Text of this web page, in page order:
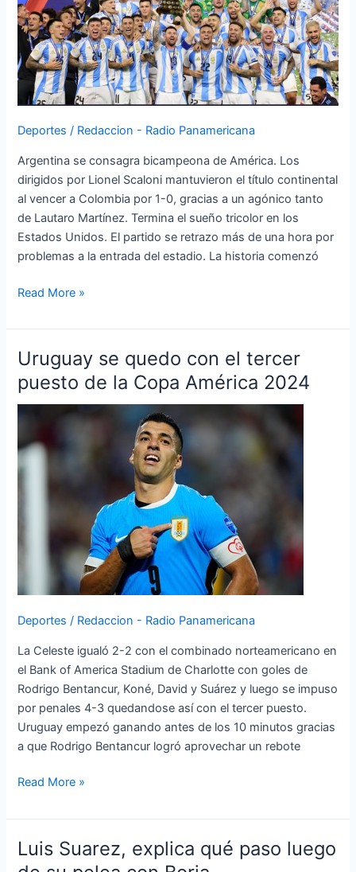
Deportes / Redaccion - Radio Panamericana
Argentina se consagra bicampeona de América. Los
dirigidos por Lionel Scaloni mantuvieron el título continental
al vencer a Colombia por 1-0, gracias a un agónico tanto
de Lautaro Martínez. Termina el sueño tricolor en los
Estados Unidos. El partido se retrazo más de una hora por
problemas a la entrada del estadio. La historia comenzó
con
la
campeona
del
mundo
Read More »
Uruguay se quedo con el tercer
puesto de la Copa América 2024
Deportes / Redaccion - Radio Panamericana
La Celeste igualó 2-2 con el combinado norteamericano en
el Bank of America Stadium de Charlotte con goles de
Rodrigo Bentancur, Koné, David y Suárez y luego se impuso
por penales 4-3 quedandose así con el tercer puesto.
Uruguay empezó ganando antes de los 10 minutos gracias
a que Rodrigo Bentancur logró aprovechar un rebote
Uruguay
quedo
con
tercer
puesto
América
Read More »
Luis Suarez, explica qué paso luego
Luis
Suarez,